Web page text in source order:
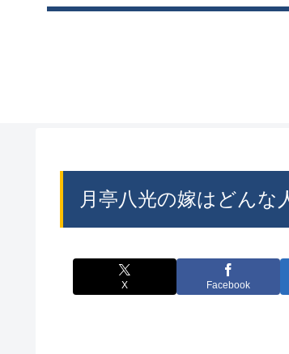
月亭八光の嫁はどんな
X Facebook